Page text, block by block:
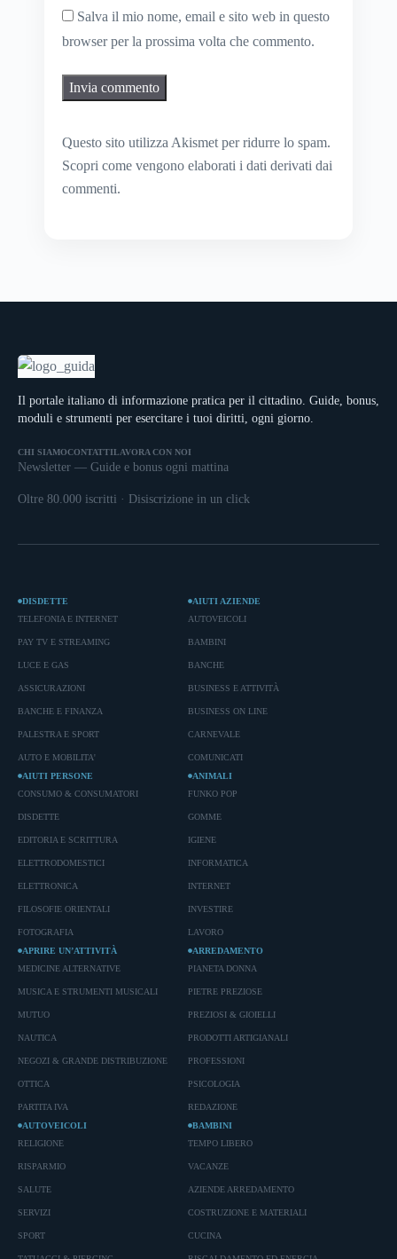
Salva il mio nome, email e sito web in questo
browser per la prossima volta che commento.
Questo sito utilizza Akismet per ridurre lo spam.
Scopri come vengono elaborati i dati derivati dai
commenti.
Il portale italiano di informazione pratica per il cittadino. Guide, bonus,
moduli e strumenti per esercitare i tuoi diritti, ogni giorno.
CHI SIAMOCONTATTI LAVORA CON NOI
Newsletter — Guide e bonus ogni mattina
Oltre 80.000 iscritti · Disiscrizione in un click
DISDETTE
TELEFONIA E INTERNET
PAY TV E STREAMING
LUCE E GAS
ASSICURAZIONI
BANCHE E FINANZA
PALESTRA E SPORT
AUTO E MOBILITA'
AIUTI AZIENDE
AUTOVEICOLI
BAMBINI
BANCHE
BUSINESS E ATTIVITÀ
BUSINESS ON LINE
CARNEVALE
COMUNICATI
AIUTI PERSONE
CONSUMO & CONSUMATORI
DISDETTE
EDITORIA E SCRITTURA
ELETTRODOMESTICI
ELETTRONICA
FILOSOFIE ORIENTALI
FOTOGRAFIA
ANIMALI
FUNKO POP
GOMME
IGIENE
INFORMATICA
INTERNET
INVESTIRE
LAVORO
APRIRE UN’ATTIVITÀ
MEDICINE ALTERNATIVE
MUSICA E STRUMENTI MUSICALI
MUTUO
NAUTICA
NEGOZI & GRANDE DISTRIBUZIONE
OTTICA
PARTITA IVA
ARREDAMENTO
PIANETA DONNA
PIETRE PREZIOSE
PREZIOSI & GIOIELLI
PRODOTTI ARTIGIANALI
PROFESSIONI
PSICOLOGIA
REDAZIONE
AUTOVEICOLI
RELIGIONE
RISPARMIO
SALUTE
SERVIZI
SPORT
BAMBINI
TEMPO LIBERO
VACANZE
AZIENDE ARREDAMENTO
COSTRUZIONE E MATERIALI
CUCINA